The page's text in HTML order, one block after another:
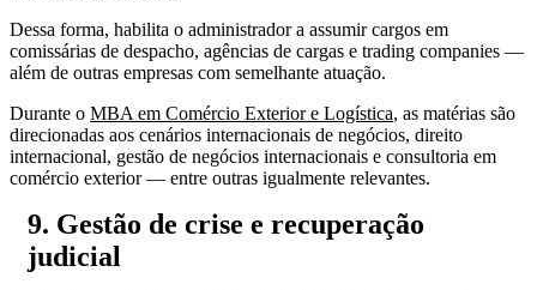
Dessa forma, habilita o administrador a assumir cargos em
comissárias de despacho, agências de cargas e trading companies —
além de outras empresas com semelhante atuação.
Durante o MBA em Comércio Exterior e Logística, as matérias são
direcionadas aos cenários internacionais de negócios, direito
internacional, gestão de negócios internacionais e consultoria em
comércio exterior — entre outras igualmente relevantes.
9. Gestão de crise e recuperação
judicial